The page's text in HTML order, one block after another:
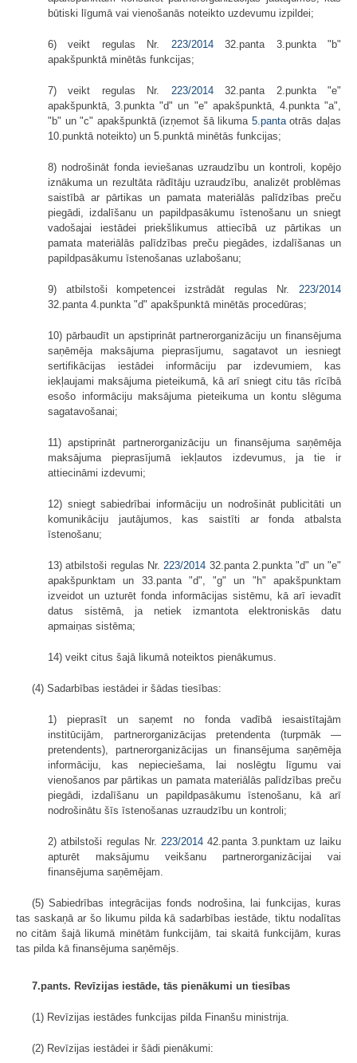
būtiski līgumā vai vienošanās noteikto uzdevumu izpildei;
6) veikt regulas Nr. 223/201432.panta 3.punkta "b"
apakšpunktā minētās funkcijas;
7) veikt regulas Nr. 223/201432.panta 2.punkta "e"
apakšpunktā, 3.punkta "d" un "e" apakšpunktā, 4.punkta "a",
"b" un "c" apakšpunktā (izņemot šā likuma 5.pantaotrās daļas
10.punktā noteikto) un 5.punktā minētās funkcijas;
8) nodrošināt fonda ieviešanas uzraudzību un kontroli, kopējo
iznākuma un rezultāta rādītāju uzraudzību, analizēt problēmas
saistībā ar pārtikas un pamata materiālās palīdzības preču
piegādi, izdalīšanu un papildpasākumu īstenošanu un sniegt
vadošajai iestādei priekšlikumus attiecībā uz pārtikas un
pamata materiālās palīdzības preču piegādes, izdalīšanas un
papildpasākumu īstenošanas uzlabošanu;
9) atbilstoši kompetencei izstrādāt regulas Nr. 223/2014
32.panta 4.punkta "d" apakšpunktā minētās procedūras;
10) pārbaudīt un apstiprināt partnerorganizāciju un finansējuma
saņēmēja maksājuma pieprasījumu, sagatavot un iesniegt
sertifikācijas iestādei informāciju par izdevumiem, kas
iekļaujami maksājuma pieteikumā, kā arī sniegt citu tās rīcībā
esošo informāciju maksājuma pieteikuma un kontu slēguma
sagatavošanai;
11) apstiprināt partnerorganizāciju un finansējuma saņēmēja
maksājuma pieprasījumā iekļautos izdevumus, ja tie ir
attiecināmi izdevumi;
12) sniegt sabiedrībai informāciju un nodrošināt publicitāti un
komunikāciju jautājumos, kas saistīti ar fonda atbalsta
īstenošanu;
13) atbilstoši regulas Nr.223/2014 32.panta 2.punkta "d" un "e"
apakšpunktam un 33.panta "d", "g" un "h" apakšpunktam
izveidot un uzturēt fonda informācijas sistēmu, kā arī ievadīt
datus sistēmā, ja netiek izmantota elektroniskās datu
apmaiņas sistēma;
14) veikt citus šajā likumā noteiktos pienākumus.
(4) Sadarbības iestādei ir šādas tiesības:
1) pieprasīt un saņemt no fonda vadībā iesaistītajām
institūcijām, partnerorganizācijas pretendenta (turpmāk —
pretendents), partnerorganizācijas un finansējuma saņēmēja
informāciju, kas nepieciešama, lai noslēgtu līgumu vai
vienošanos par pārtikas un pamata materiālās palīdzības preču
piegādi, izdalīšanu un papildpasākumu īstenošanu, kā arī
nodrošinātu šīs īstenošanas uzraudzību un kontroli;
2) atbilstoši regulas Nr. 223/2014 42.panta 3.punktam uz laiku
apturēt maksājumu veikšanu partnerorganizācijai vai
finansējuma saņēmējam.
(5) Sabiedrības integrācijas fonds nodrošina, lai funkcijas, kuras
tas saskaņā ar šo likumu pilda kā sadarbības iestāde, tiktu nodalītas
no citām šajā likumā minētām funkcijām, tai skaitā funkcijām, kuras
tas pilda kā finansējuma saņēmējs.
7.pants. Revīzijas iestāde, tās pienākumi un tiesības
(1) Revīzijas iestādes funkcijas pilda Finanšu ministrija.
(2) Revīzijas iestādei ir šādi pienākumi: